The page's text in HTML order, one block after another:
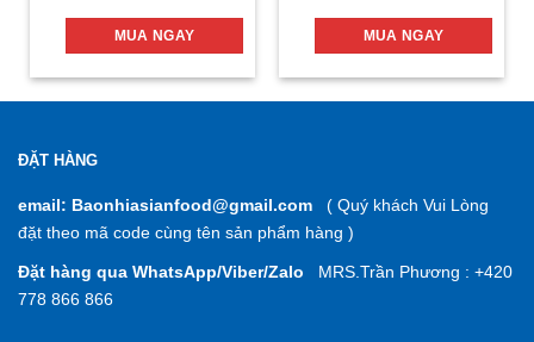
MUA NGAY MUA NGAY
ĐẶT HÀNG
email: Baonhiasianfood@gmail.com ( Quý khách Vui Lòng
đặt theo mã code cùng tên sản phẩm hàng )
Đặt hàng qua WhatsApp/Viber/Zalo MRS.Trần Phương : +420
778 866 866